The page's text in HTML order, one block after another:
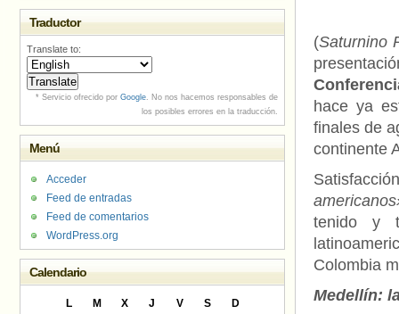
(Saturnino
hace ya
finales de
continente
tenido y
Colombia
Medellín:
Traductor
Translate to:
* Servicio ofrecido por Google. No nos hacemos responsables de
los posibles errores en la traducción.
Menú
Acceder
Feed de entradas
Feed de comentarios
WordPress.org
Calendario
L M X J V S
D